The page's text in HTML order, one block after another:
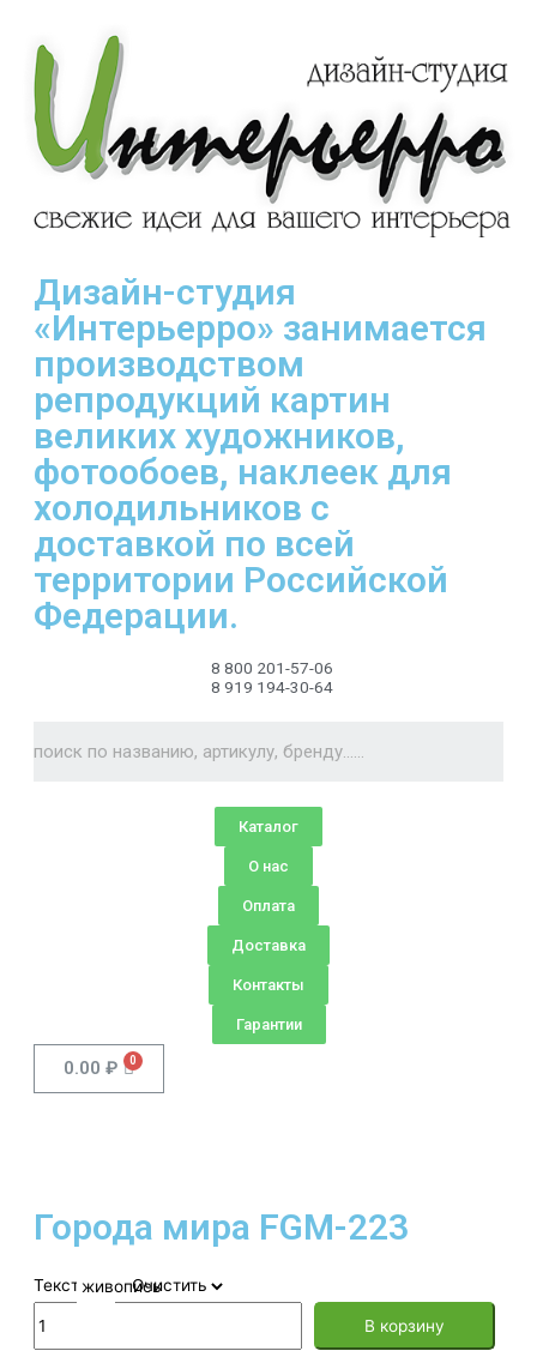
Дизайн-студия
«Интерьерро» занимается
производством
репродукций картин
великих художников,
фотообоев, наклеек для
холодильников с
доставкой по всей
территории Российской
Федерации.
8 800 201-57-06
8 919 194-30-64
Каталог
О нас
Оплата
Доставка
Контакты
Гарантии
0.00 ₽
Города мира FGM-223
Текстура Очистить
В корзину